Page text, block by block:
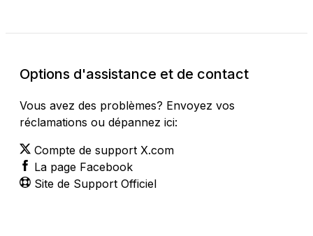
Options d'assistance et de contact
Vous avez des problèmes? Envoyez vos
réclamations ou dépannez ici:
Compte de support X.com
La page Facebook
Site de Support Officiel